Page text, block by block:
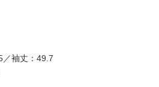
袖丈：49.7